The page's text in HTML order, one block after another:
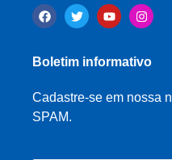
Boletim informativo
Cadastre-se em nossa
SPAM.